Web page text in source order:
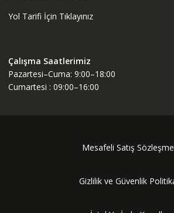
Yol Tarifi İçin Tıklayınız
Çalışma Saatlerimiz
Pazartesi–Cuma: 9:00–18:00
Cumartesi : 09:00–16:00
Mesafeli Satış
Gizlilik ve Güvenlik